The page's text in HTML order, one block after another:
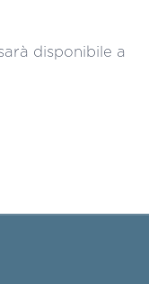
disponibile a